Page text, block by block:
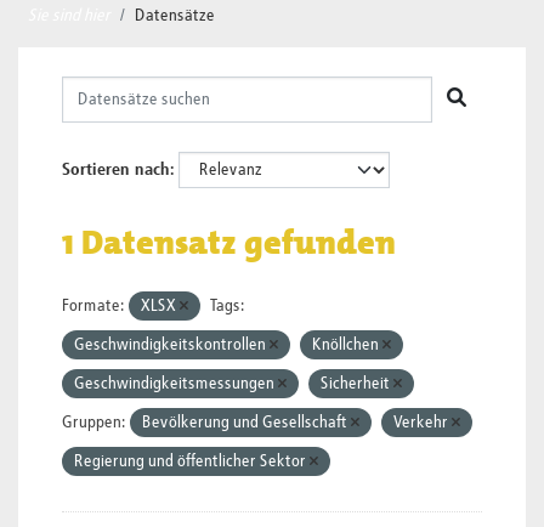
Datensätze
Sortieren nach
1 Datensatz gefunden
Formate: XLSX Tags:
Geschwindigkeitskontrollen Knöllchen
Geschwindigkeitsmessungen Sicherheit
Gruppen: Bevölkerung und Gesellschaft Verkehr
Regierung und öffentlicher Sektor